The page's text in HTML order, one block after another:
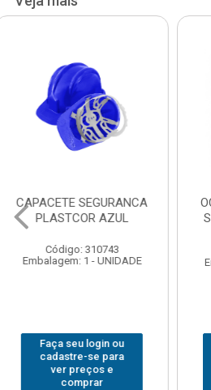
OCULOS DE PROTECAO
SS01N SUPER SAFETY
Código: 378800
Embalagem: 1 - UNIDADE
Faça seu login ou
cadastre-se para
ver preços e
comprar